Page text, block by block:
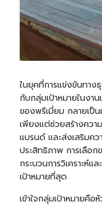
ในยุคที่การแข่งขันทาง
กับกลุ่มเป้าหมายในงา
ของพรีเมี่ยม กลายเป็น
เพียงแต่ช่วยสร้างคว
แบรนด์ และส่งเสริมค
ประสิทธิภาพ การเลือ
กระบวนการวิเคราะห์
เป้าหมายที่สุด
เข้าใจกลุ่มเป้าหมายคือ